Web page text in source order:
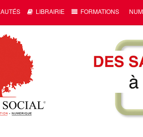
LIBRAIRIE FORMATIONS